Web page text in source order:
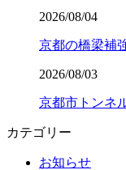
2026/08/04
京都の橋梁補
2026/08/03
京都市トンネ
カテゴリー
お知らせ